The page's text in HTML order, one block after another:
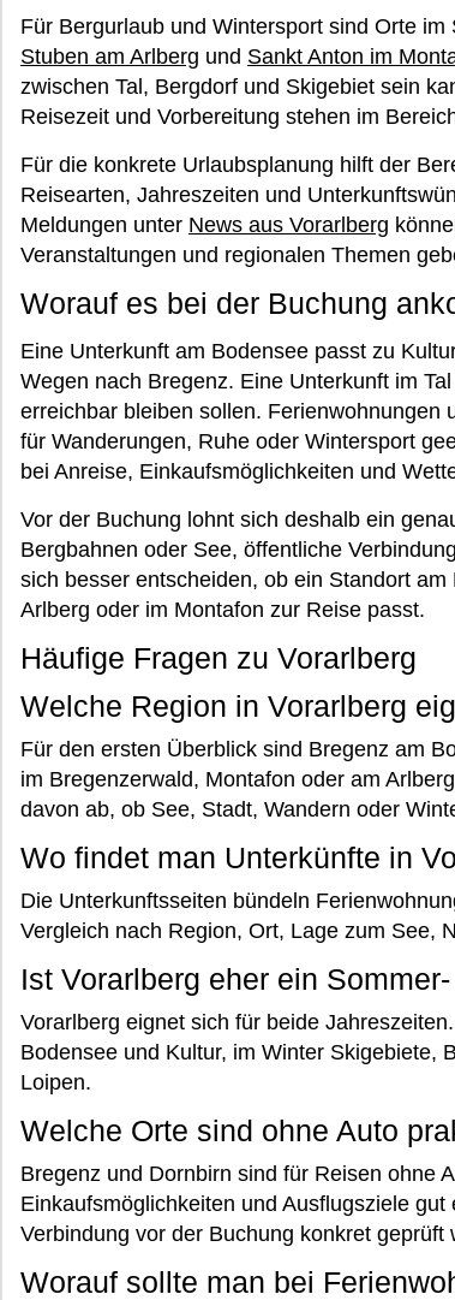
Für Bergurlaub und Wintersport sind Orte
Stuben am Arlberg und Sankt Anton im
zwischen Tal, Bergdorf und Skigebiet sein
Reisezeit und Vorbereitung stehen im
Für die konkrete Urlaubsplanung hilft der
Reisearten, Jahreszeiten und
Meldungen unter News aus Vorarlberg
Veranstaltungen und regionalen Themen
Worauf es bei der Buchung
Eine Unterkunft am Bodensee passt zu
Wegen nach Bregenz. Eine Unterkunft im
erreichbar bleiben sollen. Ferienwohnungen
für Wanderungen, Ruhe oder Wintersport
bei Anreise, Einkaufsmöglichkeiten und
Vor der Buchung lohnt sich deshalb ein
Bergbahnen oder See, öffentliche
sich besser entscheiden, ob ein Standort
Arlberg oder im Montafon zur Reise passt.
Häufige Fragen zu Vorarlberg
Welche Region in Vorarlberg
Für den ersten Überblick sind Bregenz am
im Bregenzerwald, Montafon oder am
davon ab, ob See, Stadt, Wandern oder
Wo findet man Unterkünfte in
Die Unterkunftsseiten bündeln
Vergleich nach Region, Ort, Lage zum See,
Ist Vorarlberg eher ein
Vorarlberg eignet sich für beide
Bodensee und Kultur, im Winter Skigebiete,
Loipen.
Welche Orte sind ohne Auto
Bregenz und Dornbirn sind für Reisen ohne
Einkaufsmöglichkeiten und Ausflugsziele
Verbindung vor der Buchung konkret geprüft
Worauf sollte man bei